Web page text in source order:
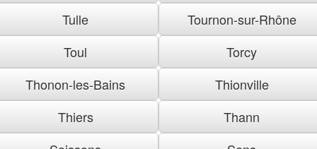
Tulle
Tournon-sur-Rhône
Toul
Torcy
Thonon-les-Bains
Thionville
Thiers
Thann